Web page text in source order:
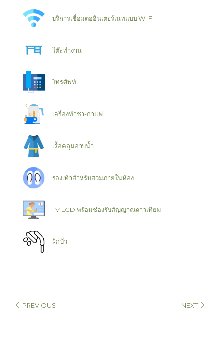
บริการเชื่อมต่ออินเตอร์เนทแบบ Wi Fi
โต๊ะทำงาน
โทรศัพท์
เครื่องทำชา-กาแฟ
เสื้อคลุมอาบน้ำ
รองเท้าสำหรับสวมภายในห้อง
TV LCD พร้อมช่องรับสัญญาณดาวเทียม
ฝักบัว
PREVIOUS NEXT